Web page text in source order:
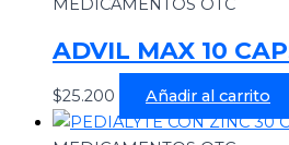
MEDICAMENTOS OTC
ADVIL MAX 10
$25.200 Añadir al carrito